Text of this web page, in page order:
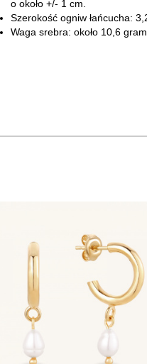
o około +/- 1 cm.
Szerokość ogniw łańcucha:
Waga srebra: około 10,6 gram